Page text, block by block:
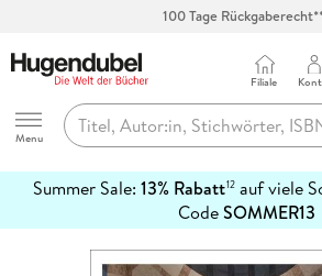
100 Tage
Hugendubel
Menu
Filiale
Summer Sale: 13% Rabatt12auf viele
CodeSOMMER13
erfahren